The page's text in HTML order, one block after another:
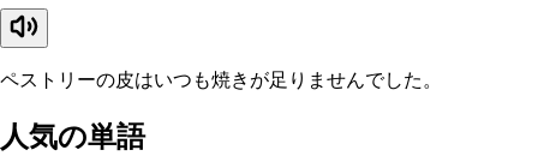
ペストリーの皮はいつも焼きが足りませんでした。
人気の単語